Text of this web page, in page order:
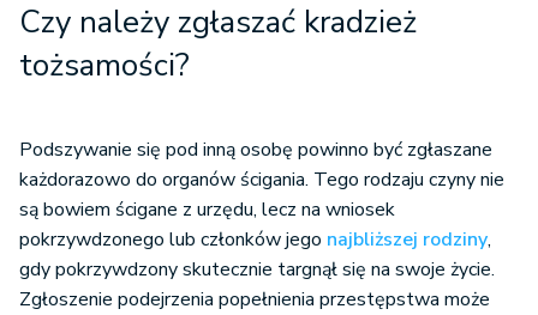
Czy należy zgłaszać kradzież
tożsamości?
Podszywanie się pod inną osobę powinno być zgłaszane
każdorazowo do organów ścigania. Tego rodzaju czyny nie
są bowiem ścigane z urzędu, lecz na wniosek
pokrzywdzonego lub członków jego najbliższej rodziny,
gdy pokrzywdzony skutecznie targnął się na swoje życie.
Zgłoszenie podejrzenia popełnienia przestępstwa może